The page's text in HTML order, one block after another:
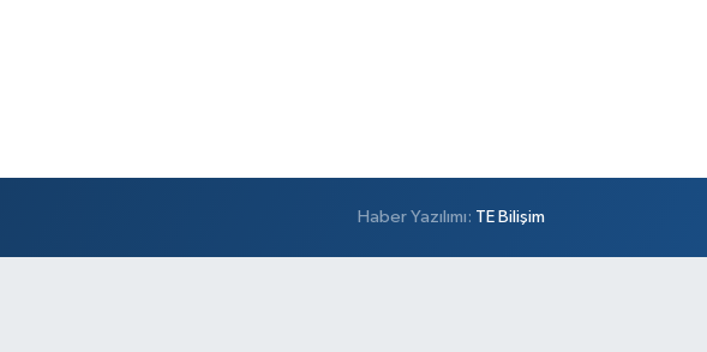
Haber Yazılımı: TE Bilişim